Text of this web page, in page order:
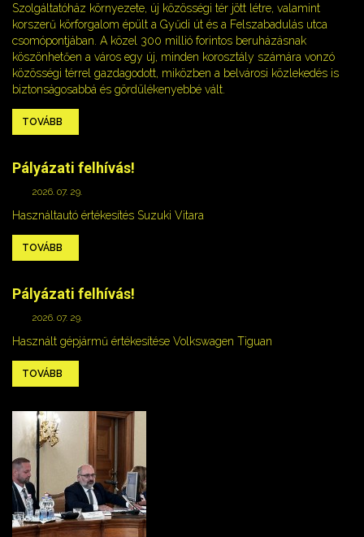
Szolgáltatóház környezete, új közösségi tér jött létre, valamint
korszerű körforgalom épült a Gyűdi út és a Felszabadulás utca
csomópontjában. A közel 300 millió forintos beruházásnak
köszönhetően a város egy új, minden korosztály számára vonzó
közösségi térrel gazdagodott, miközben a belvárosi közlekedés is
biztonságosabbá és gördülékenyebbé vált.
TOVÁBB
Pályázati felhívás!
2026. 07. 29.
Használtautó értékesítés Suzuki Vitara
TOVÁBB
Pályázati felhívás!
2026. 07. 29.
Használt gépjármű értékesítése Volkswagen Tiguan
TOVÁBB